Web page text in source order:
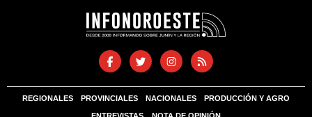
REGIONALES PROVINCIALES NACIONALES PRODUCCIÓN Y AGRO